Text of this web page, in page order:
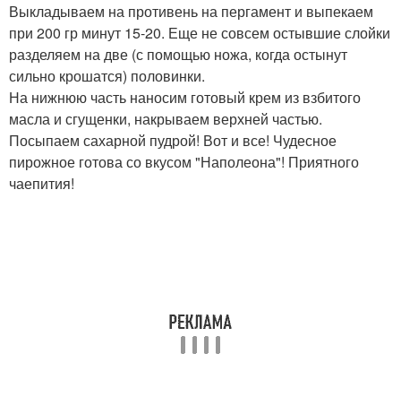
Выкладываем на противень на пергамент и выпекаем
при 200 гр минут 15-20. Еще не совсем остывшие слойки
разделяем на две (с помощью ножа, когда остынут
сильно крошатся) половинки.
На нижнюю часть наносим готовый крем из взбитого
масла и сгущенки, накрываем верхней частью.
Посыпаем сахарной пудрой! Вот и все! Чудесное
пирожное готова со вкусом "Наполеона"! Приятного
чаепития!